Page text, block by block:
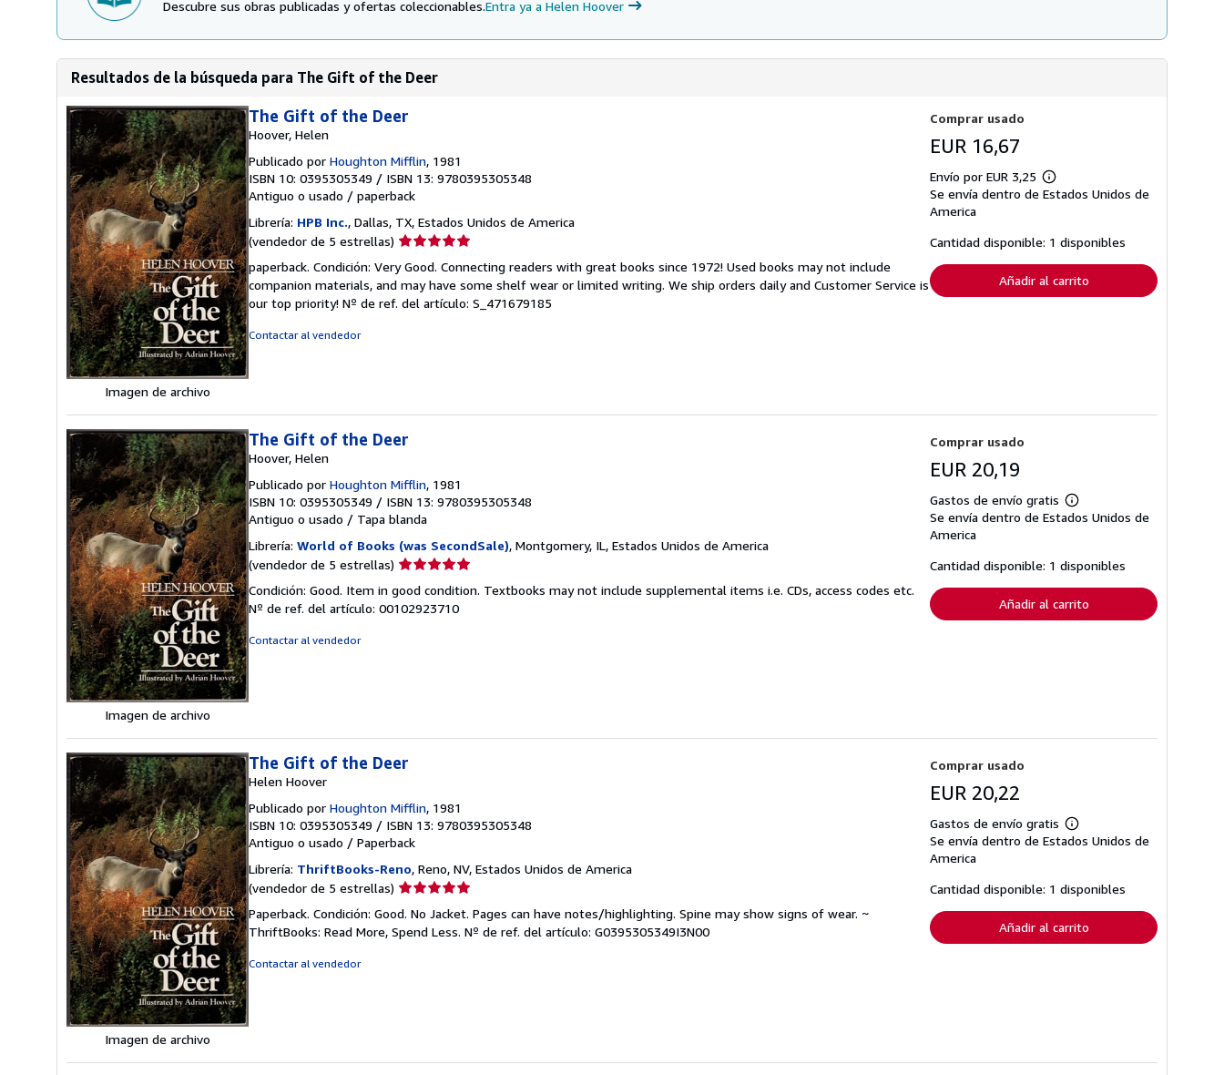
Descubre sus obras publicadas y ofertas coleccionables.Entra ya a Helen Hoover
Resultados de la búsqueda para The Gift of the Deer
Imagen de archivo
The Gift of the Deer
Hoover, Helen
Publicado por Houghton Mifflin, 1981
ISBN 10: 0395305349 / ISBN 13: 9780395305348
Antiguo o usado / paperback
Librería: HPB Inc., Dallas, TX, Estados Unidos de America
(vendedor de 5 estrellas) Calificación
vendedor:
5
de
paperback. Condición: Very Good. Connecting readers with great books since 1972! Used books may not include
companion materials, and may have some shelf wear or limited writing. We ship orders daily and Customer Service is
our top priority! Nº de ref. del artículo: S_471679185
Contactar al vendedor
Comprar usado
EUR 16,67
Envío por EUR 3,25
Más
información
tarifas
de
envío
Se envía dentro de Estados Unidos de
America
Cantidad disponible: 1 disponibles
Añadir al carrito
Imagen de archivo
The Gift of the Deer
Hoover, Helen
Publicado por Houghton Mifflin, 1981
ISBN 10: 0395305349 / ISBN 13: 9780395305348
Antiguo o usado / Tapa blanda
Librería: World of Books (was SecondSale), Montgomery, IL, Estados Unidos de America
(vendedor de 5 estrellas) Calificación
vendedor:
5
Condición: Good. Item in good condition. Textbooks may not include supplemental items i.e. CDs, access codes etc.
Nº de ref. del artículo: 00102923710
Contactar al vendedor
Comprar usado
EUR 20,19
Gastos de envío gratis
Más
información
tarifas
de
envío
Se envía dentro de Estados Unidos de
America
Cantidad disponible: 1 disponibles
Añadir al carrito
Imagen de archivo
The Gift of the Deer
Helen Hoover
Publicado por Houghton Mifflin, 1981
ISBN 10: 0395305349 / ISBN 13: 9780395305348
Antiguo o usado / Paperback
Librería: ThriftBooks-Reno, Reno, NV, Estados Unidos de America
(vendedor de 5 estrellas) Calificación
vendedor:
5
Paperback. Condición: Good. No Jacket. Pages can have notes/highlighting. Spine may show signs of wear. ~
ThriftBooks: Read More, Spend Less. Nº de ref. del artículo: G0395305349I3N00
Contactar al vendedor
Comprar usado
EUR 20,22
Gastos de envío gratis
Más
información
tarifas
de
envío
Se envía dentro de Estados Unidos de
America
Cantidad disponible: 1 disponibles
Añadir al carrito